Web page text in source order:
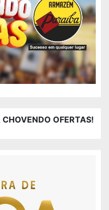
OFERTAS!